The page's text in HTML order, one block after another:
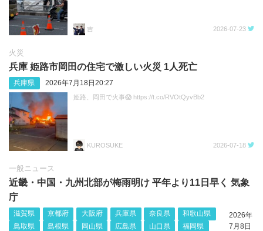
吉 2026-07-23
火災
兵庫 姫路市岡田の住宅で激しい火災 1人死亡
兵庫県 2026年7月18日20:27
姫路、岡田で火事😱 https://t.co/RVOtQyvBb2
KUROSUKE 2026-07-18
一般ニュース
近畿・中国・九州北部が梅雨明け 平年より11日早く 気象
庁
滋賀県 京都府 大阪府 兵庫県 奈良県
和歌山県
鳥取県
島根県 岡山県 広島県 山口県
福岡県
2026年
7月8日